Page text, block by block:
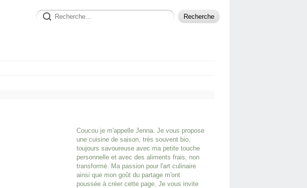
Coucou je m'appelle Jenna. Je vous propose
une cuisine de saison, très souvent bio,
toujours savoureuse avec ma petite touche
personnelle et avec des aliments frais, non
transformé. Ma passion pour l'art culinaire
ainsi que mon goût du partage m'ont
poussée à créer cette page. Je vous invite